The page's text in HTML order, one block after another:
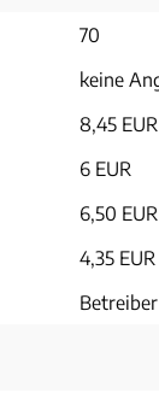
70
keine
8,45 EUR
6 EUR
6,50 EUR
4,35 EUR
Betreiber